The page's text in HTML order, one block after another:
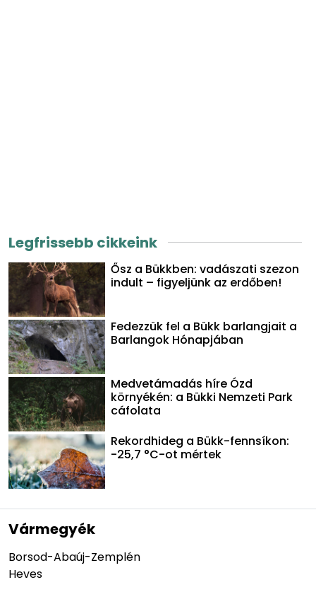
Legfrissebb cikkeink
Ősz a Bükkben: vadászati szezon
indult – figyeljünk az erdőben!
Fedezzük fel a Bükk barlangjait a
Barlangok Hónapjában
Medvetámadás híre Ózd
környékén: a Bükki Nemzeti Park
cáfolata
Rekordhideg a Bükk-fennsíkon:
-25,7 °C-ot mértek
Vármegyék
Borsod-Abaúj-Zemplén
Heves